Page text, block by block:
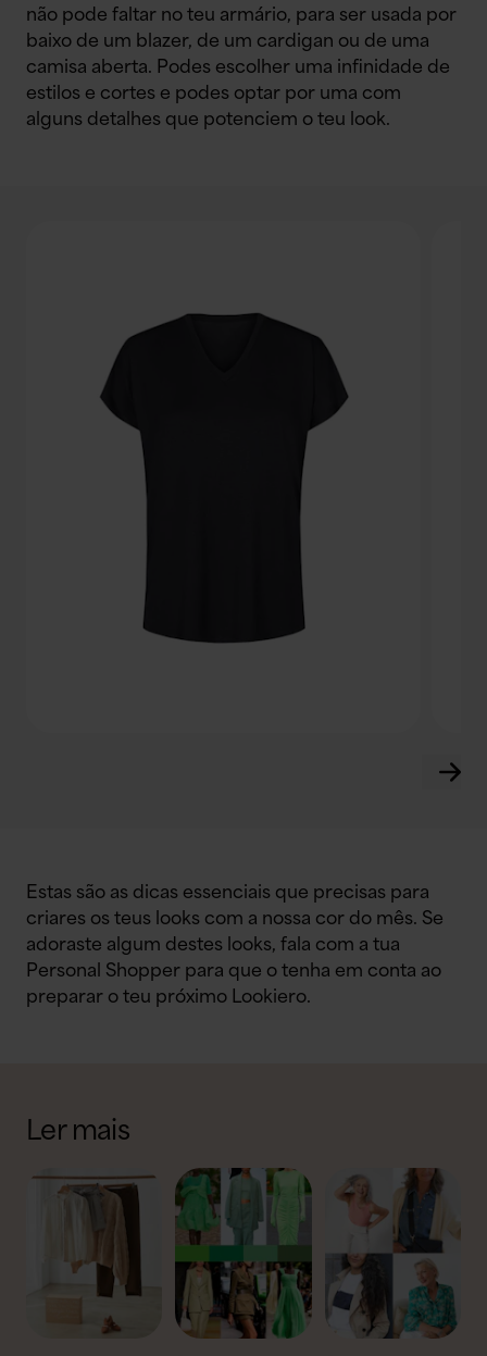
não pode faltar no teu armário, para ser usada por
baixo de um blazer, de um cardigan ou de uma
camisa aberta. Podes escolher uma infinidade de
estilos e cortes e podes optar por uma com
alguns detalhes que potenciem o teu look.
Estas são as dicas essenciais que precisas para
criares os teus looks com a nossa cor do mês. Se
adoraste algum destes looks, fala com a tua
Personal Shopper para que o tenha em conta ao
preparar o teu próximo Lookiero.
Ler mais